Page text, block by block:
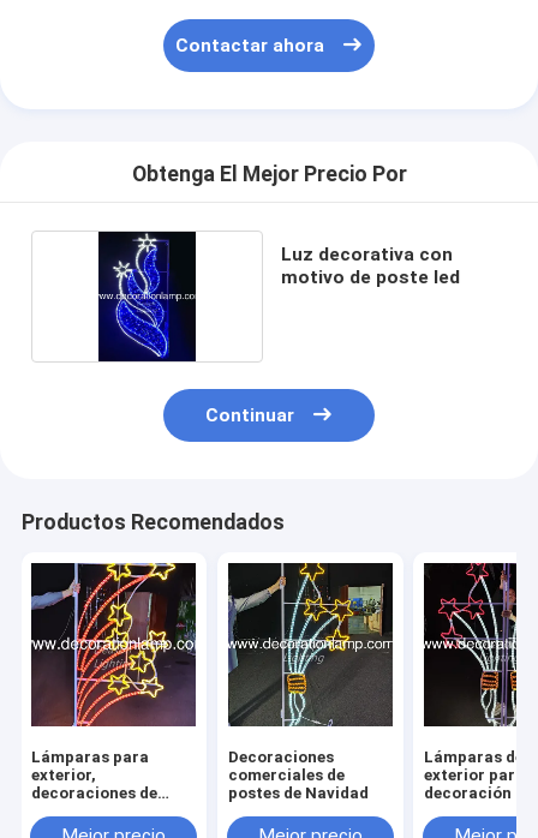
Contactar ahora
Obtenga El Mejor Precio Por
Luz decorativa con
motivo de poste led
Continuar
Productos Recomendados
Lámparas para
exterior,
decoraciones de
motivo navideño
Decoraciones
comerciales de
postes de Navidad
Lámparas de
exterior para
decoración de